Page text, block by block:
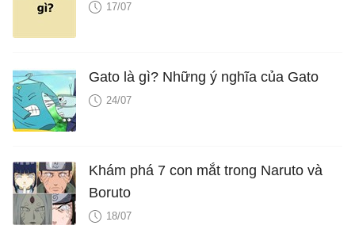
17/07
Gato là gì? Những ý nghĩa của Gato
24/07
Khám phá 7 con mắt trong Naruto và
Boruto
18/07